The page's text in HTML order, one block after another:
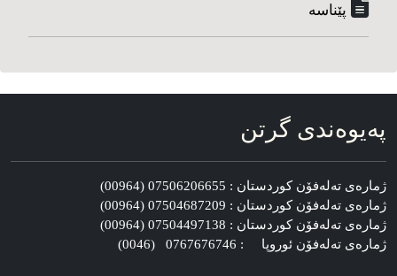
پێناسه‌
په‌یوه‌ندی گرتن
ژماره‌ی ته‌له‌فۆن کوردستان : 07506206655 (00964)
ژماره‌ی ته‌له‌فۆن کوردستان : 07504687209 (00964)
ژماره‌ی ته‌له‌فۆن کوردستان : 07504497138 (00964)
ژماره‌ی ته‌له‌فۆن ئوروپا : 0767676746 (0046)